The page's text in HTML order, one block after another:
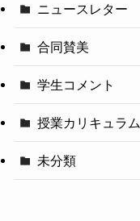
ニュースレター
合同賛美
学生コメント
授業カリキュラム
未分類